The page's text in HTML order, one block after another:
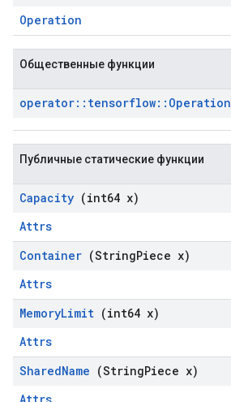
Operation
Общественные функции
operator:: tensorflow:: Operation
Публичные статические функции
Capacity (int64 x)
Attrs
Container (StringPiece x)
Attrs
MemoryLimit (int64 x)
Attrs
SharedName (StringPiece x)